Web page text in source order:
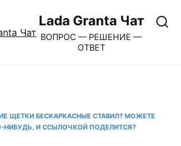
Lada Granta Чат
ВОПРОС — РЕШЕНИЕ —
ОТВЕТ
ЩЕТКИ БЕСКАРКАСНЫЕ СТАВИЛ? МОЖЕТЕ
НИБУДЬ, И ССЫЛОЧКОЙ ПОДЕЛИТСЯ?